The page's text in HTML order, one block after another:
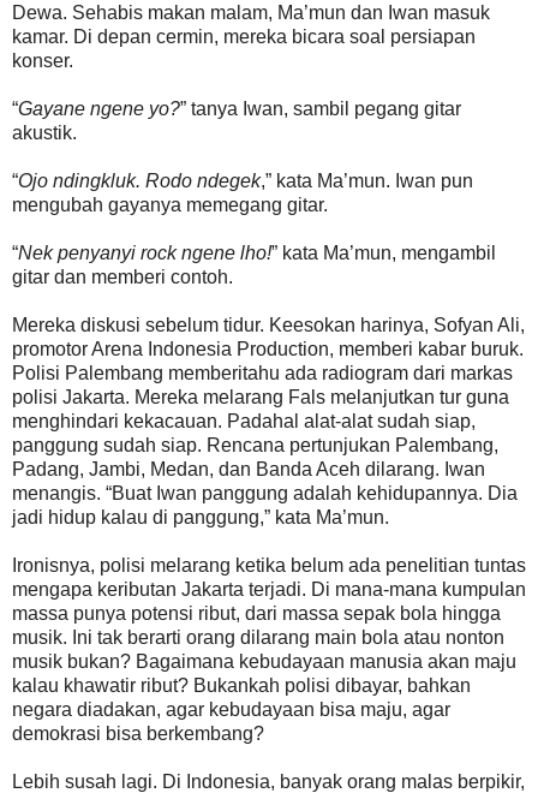
Dewa. Sehabis makan malam, Ma’mun dan Iwan masuk
kamar. Di depan cermin, mereka bicara soal persiapan
konser.
“Gayane ngene yo?” tanya Iwan, sambil pegang gitar
akustik.
“Ojo ndingkluk. Rodo ndegek,” kata Ma’mun. Iwan pun
mengubah gayanya memegang gitar.
“Nek penyanyi rock ngene lho!” kata Ma’mun, mengambil
gitar dan memberi contoh.
Mereka diskusi sebelum tidur. Keesokan harinya, Sofyan Ali,
promotor Arena Indonesia Production, memberi kabar buruk.
Polisi Palembang memberitahu ada radiogram dari markas
polisi Jakarta. Mereka melarang Fals melanjutkan tur guna
menghindari kekacauan. Padahal alat-alat sudah siap,
panggung sudah siap. Rencana pertunjukan Palembang,
Padang, Jambi, Medan, dan Banda Aceh dilarang. Iwan
menangis. “Buat Iwan panggung adalah kehidupannya. Dia
jadi hidup kalau di panggung,” kata Ma’mun.
Ironisnya, polisi melarang ketika belum ada penelitian tuntas
mengapa keributan Jakarta terjadi. Di mana-mana kumpulan
massa punya potensi ribut, dari massa sepak bola hingga
musik. Ini tak berarti orang dilarang main bola atau nonton
musik bukan? Bagaimana kebudayaan manusia akan maju
kalau khawatir ribut? Bukankah polisi dibayar, bahkan
negara diadakan, agar kebudayaan bisa maju, agar
demokrasi bisa berkembang?
Lebih susah lagi. Di Indonesia, banyak orang malas berpikir,